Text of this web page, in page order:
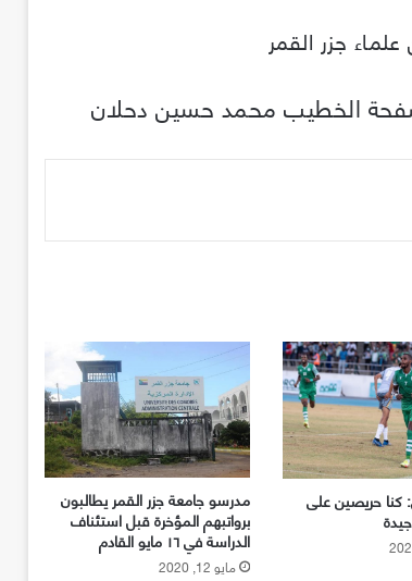
جزر القمر
الخطيب محمد حسين دحلان
كنا حريصين على مدرسو جامعة جزر القمر يطالبون
برواتبهم المؤخرة قبل استئناف
الدراسة في ١٦ مايو القادم
مايو 12, 2020